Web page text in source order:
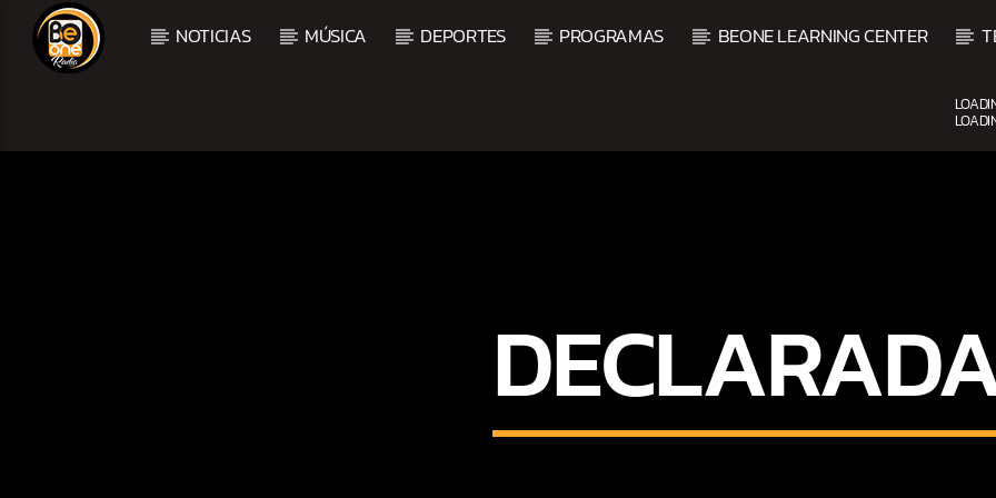
NOTICIAS MÚSICA DEPORTES PROGRAMAS BEONE LEARNING CENTER